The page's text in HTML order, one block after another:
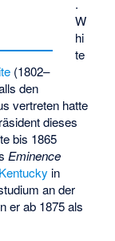
.
W
hi
te
(1802–
den
vertreten hatte
dieses
bis 1865
Eminence
in
an der
er ab 1875 als